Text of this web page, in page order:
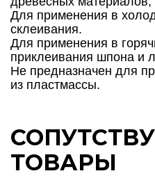
Для применения в
склеивания.
Для применения в
приклеивания шпона
Не предназначен для
из пластмассы.
ТОВАРЫ